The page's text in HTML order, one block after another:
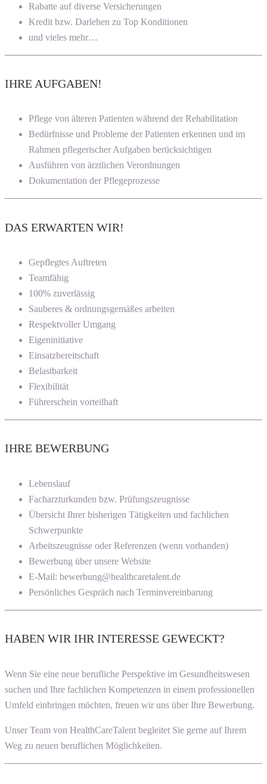
Rabatte auf diverse Versicherungen
Kredit bzw. Darlehen zu Top Konditionen
und vieles mehr…
IHRE AUFGABEN!
Pflege von älteren Patienten während der Rehabilitation
Bedürfnisse und Probleme der Patienten erkennen und im
Rahmen pflegerischer Aufgaben berücksichtigen
Ausführen von ärztlichen Verordnungen
Dokumentation der Pflegeprozesse
DAS ERWARTEN WIR!
Gepflegtes Auftreten
Teamfähig
100% zuverlässig
Sauberes & ordnungsgemäßes arbeiten
Respektvoller Umgang
Eigeninitiative
Einsatzbereitschaft
Belastbarkeit
Flexibilität
Führerschein vorteilhaft
IHRE BEWERBUNG
Lebenslauf
Facharzturkunden bzw. Prüfungszeugnisse
Übersicht Ihrer bisherigen Tätigkeiten und fachlichen
Schwerpunkte
Arbeitszeugnisse oder Referenzen (wenn vorhanden)
Bewerbung über unsere Website
E-Mail: bewerbung@healthcaretalent.de
Persönliches Gespräch nach Terminvereinbarung
HABEN WIR IHR INTERESSE GEWECKT?
Wenn Sie eine neue berufliche Perspektive im Gesundheitswesen
suchen und Ihre fachlichen Kompetenzen in einem professionellen
Umfeld einbringen möchten, freuen wir uns über Ihre Bewerbung.
Unser Team von HealthCareTalent begleitet Sie gerne auf Ihrem
Weg zu neuen beruflichen Möglichkeiten.